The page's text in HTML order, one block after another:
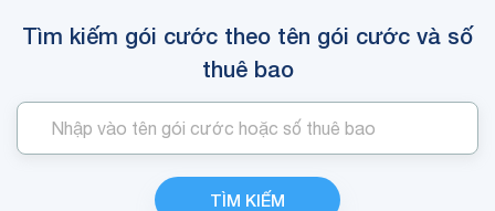
Tìm kiếm gói cước theo tên gói cước và số
thuê bao
TÌM KIẾM